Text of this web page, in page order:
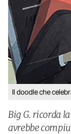
Il doodle che
Big G. ricorda
avrebbe